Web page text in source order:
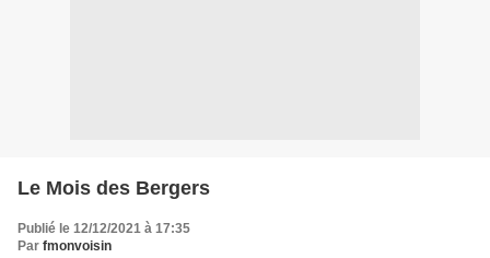
Le Mois des Bergers
Publié le 12/12/2021 à 17:35
Par fmonvoisin